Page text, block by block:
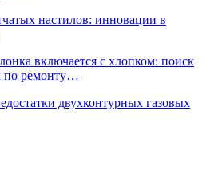
настилов: инновации в
включается с хлопком: поиск
по ремонту…
двухконтурных газовых